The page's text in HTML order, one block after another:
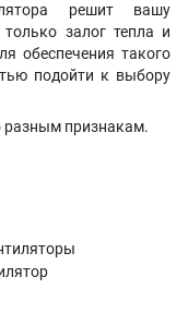
решит вашу
залог тепла и
обеспечения такого
подойти к выбору
разным признакам.